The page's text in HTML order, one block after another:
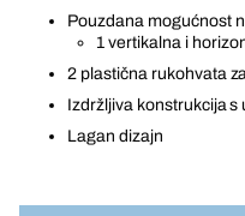
Pouzdana mogućnost
1 vertikalna i
2 plastična rukohvata
Izdržljiva konstrukcija
Lagan dizajn